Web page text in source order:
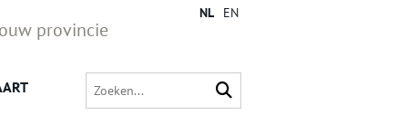
provincie
NL EN